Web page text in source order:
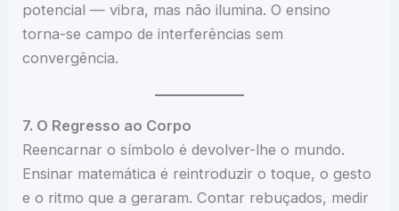
potencial — vibra, mas não ilumina. O ensino
torna-se campo de interferências sem
convergência.
7. O Regresso ao Corpo
Reencarnar o símbolo é devolver-lhe o mundo.
Ensinar matemática é reintroduzir o toque, o gesto
e o ritmo que a geraram. Contar rebuçados, medir